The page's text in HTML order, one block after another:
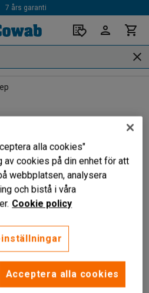
7 års garanti
Sortera
alla cookies"
av cookies på din enhet för att
webbplatsen, analysera
och bistå i våra
Cookie policy
Acceptera alla cookies